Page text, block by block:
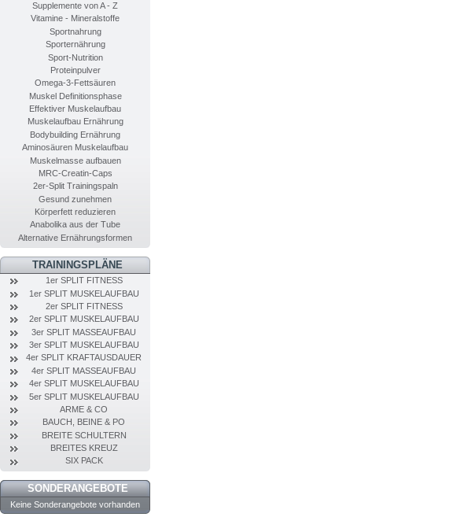
Supplemente von A - Z
Vitamine - Mineralstoffe
Sportnahrung
Sporternährung
Sport-Nutrition
Proteinpulver
Omega-3-Fettsäuren
Muskel Definitionsphase
Effektiver Muskelaufbau
Muskelaufbau Ernährung
Bodybuilding Ernährung
Aminosäuren Muskelaufbau
Muskelmasse aufbauen
MRC-Creatin-Caps
2er-Split Trainingspaln
Gesund zunehmen
Körperfett reduzieren
Anabolika aus der Tube
Alternative Ernährungsformen
TRAININGSPLÄNE
1er SPLIT FITNESS
1er SPLIT MUSKELAUFBAU
2er SPLIT FITNESS
2er SPLIT MUSKELAUFBAU
3er SPLIT MASSEAUFBAU
3er SPLIT MUSKELAUFBAU
4er SPLIT KRAFTAUSDAUER
4er SPLIT MASSEAUFBAU
4er SPLIT MUSKELAUFBAU
5er SPLIT MUSKELAUFBAU
ARME & CO
BAUCH, BEINE & PO
BREITE SCHULTERN
BREITES KREUZ
SIX PACK
SONDERANGEBOTE
Keine Sonderangebote vorhanden